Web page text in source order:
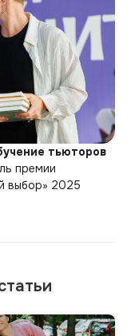
тьюторов
премии
выбор» 2025